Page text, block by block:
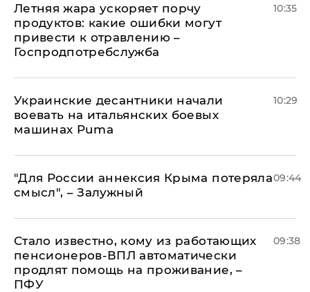
Летняя жара ускоряет порчу
продуктов: какие ошибки могут
привести к отравлению –
Госпродпотребслужба
10:35
Украинские десантники начали
воевать на итальянских боевых
машинах Puma
10:29
"Для России аннексия Крыма потеряла
смысл", – Залужный
09:44
Стало известно, кому из работающих
пенсионеров-ВПЛ автоматически
продлят помощь на проживание, –
ПФУ
09:38